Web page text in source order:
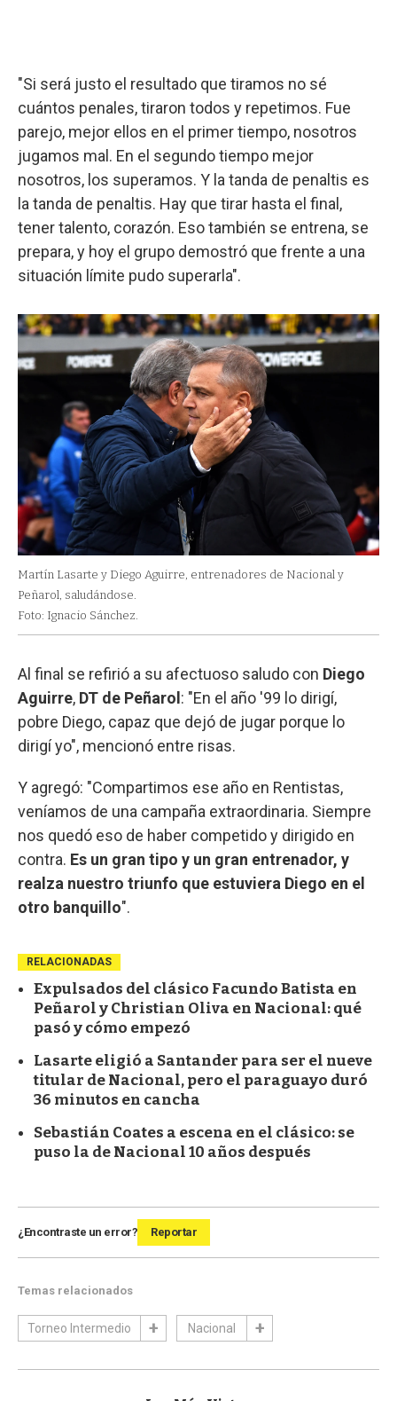
"Si será justo el resultado que tiramos no sé
cuántos penales, tiraron todos y repetimos. Fue
parejo, mejor ellos en el primer tiempo, nosotros
jugamos mal. En el segundo tiempo mejor
nosotros, los superamos. Y la tanda de penaltis es
la tanda de penaltis. Hay que tirar hasta el final,
tener talento, corazón. Eso también se entrena, se
prepara, y hoy el grupo demostró que frente a una
situación límite pudo superarla".
Martín Lasarte y Diego Aguirre, entrenadores de Nacional y
Peñarol, saludándose.
Foto: Ignacio Sánchez.
Al final se refirió a su afectuoso saludo con Diego
Aguirre, DT de Peñarol : "En el año '99 lo dirigí,
pobre Diego, capaz que dejó de jugar porque lo
dirigí yo", mencionó entre risas.
Y agregó: "Compartimos ese año en Rentistas,
veníamos de una campaña extraordinaria. Siempre
nos quedó eso de haber competido y dirigido en
contra. Es un gran tipo y un gran entrenador, y
realza nuestro triunfo que estuviera Diego en el
otro banquillo".
RELACIONADAS
Expulsados del clásico Facundo Batista en
Peñarol y Christian Oliva en Nacional: qué
pasó y cómo empezó
Lasarte eligió a Santander para ser el nueve
titular de Nacional, pero el paraguayo duró
36 minutos en cancha
Sebastián Coates a escena en el clásico: se
puso la de Nacional 10 años después
¿Encontraste un error? Reportar
Temas relacionados
Torneo Intermedio Nacional